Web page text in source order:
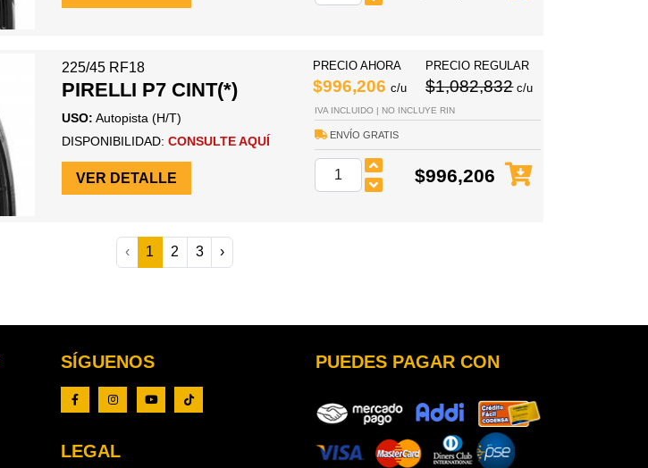
225/45 RF18
PIRELLI P7 CINT(*)
USO: Autopista (H/T)
DISPONIBILIDAD: CONSULTE AQUÍ
VER DETALLE
PRECIO AHORA
$996,206 c/u
PRECIO REGULAR
$1,082,832c/u
IVA INCLUIDO | NO INCLUYE RIN
ENVÍO GRATIS
$996,206
‹ 1 2 3 ›
SÍGUENOS
LEGAL
PUEDES PAGAR CON